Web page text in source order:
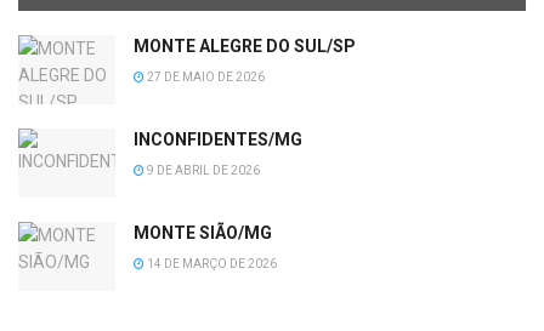
MONTE ALEGRE DO SUL/SP
27 DE MAIO DE 2026
INCONFIDENTES/MG
9 DE ABRIL DE 2026
MONTE SIÃO/MG
14 DE MARÇO DE 2026